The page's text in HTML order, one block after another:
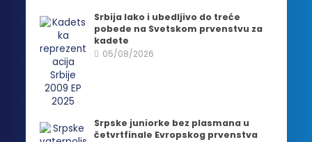
Srbija lako i ubedljivo do treće
pobede na Svetskom prvenstvu za
kadete
05/08/2026
Srpske juniorke bez plasmana u
četvrtfinale Evropskog prvenstva